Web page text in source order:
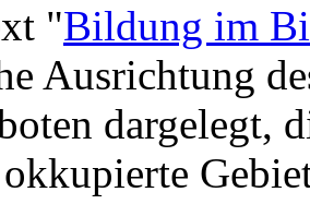
"Bildung im
Ausrichtung
dargelegt,